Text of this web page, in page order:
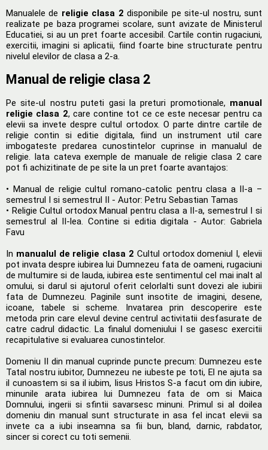
Manualele de religie clasa 2 disponibile pe site-ul nostru, sunt
realizate pe baza programei scolare, sunt avizate de Ministerul
Educatiei, si au un pret foarte accesibil. Cartile contin rugaciuni,
exercitii, imagini si aplicatii, fiind foarte bine structurate pentru
nivelul elevilor de clasa a 2-a.
Manual de religie clasa 2
Pe site-ul nostru puteti gasi la preturi promotionale, manual
religie clasa 2, care contine tot ce ce este necesar pentru ca
elevii sa invete despre cultul ortodox. O parte dintre cartile de
religie contin si editie digitala, fiind un instrument util care
imbogateste predarea cunostintelor cuprinse in manualul de
religie. Iata cateva exemple de manuale de religie clasa 2 care
pot fi achizitinate de pe site la un pret foarte avantajos:
• Manual de religie cultul romano-catolic pentru clasa a II-a –
semestrul I si semestrul II - Autor: Petru Sebastian Tamas
• Religie Cultul ortodox Manual pentru clasa a II-a, semestrul I si
semestrul al II-lea. Contine si editia digitala - Autor: Gabriela
Favu
In manualul de religie clasa 2 Cultul ortodox domeniul I, elevii
pot invata despre iubirea lui Dumnezeu fata de oameni, rugaciuni
de multumire si de lauda, iubirea este sentimentul cel mai inalt al
omului, si darul si ajutorul oferit celorlalti sunt dovezi ale iubirii
fata de Dumnezeu. Paginile sunt insotite de imagini, desene,
icoane, tabele si scheme. Invatarea prin descoperire este
metoda prin care elevul devine centrul activitatii desfasurate de
catre cadrul didactic. La finalul domeniului I se gasesc exercitii
recapitulative si evaluarea cunostintelor.
Domeniu II din manual cuprinde puncte precum: Dumnezeu este
Tatal nostru iubitor, Dumnezeu ne iubeste pe toti, El ne ajuta sa
il cunoastem si sa il iubim, Iisus Hristos S-a facut om din iubire,
minunile arata iubirea lui Dumnezeu fata de om si Maica
Domnului, ingerii si sfintii savarsesc minuni. Primul si al doilea
domeniu din manual sunt structurate in asa fel incat elevii sa
invete ca a iubi inseamna sa fii bun, bland, darnic, rabdator,
sincer si corect cu toti semenii.